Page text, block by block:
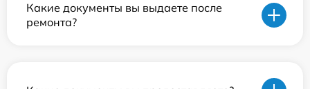
Какие документы вы выдаете после
ремонта?